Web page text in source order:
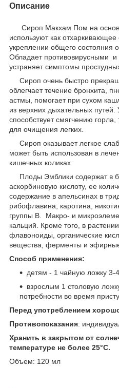
Описание
Сироп Макхам Пом на
используют как отхаркивающее
укреплении общего состояния
Обладает противовирусными и
устраняет симптомы
Сироп очень быстро
облегчает течение бронхита,
астмы, помогает при сухом
из верхних дыхательных путей.
способствует смягчению
для очищения легких.
Сироп оказывает легкое
может быть использован в
кишечных коликах.
Плоды Эмблики содержат в
аскорбиновую кислоту, ее
содержание в апельсинах в
рибофлавина, каротина,
группы В. Макро- и
кальций. Кроме того, в
флавоноиды, органические
вещества, ферменты и
Способ применения:
детям - 1 чайную ложку 3-
взрослым 1 столовую
потребности во время
Перед употреблением
Противопоказания:
Хранить в закрытом от
температуре не более 25°C.
Объем: 120 мл